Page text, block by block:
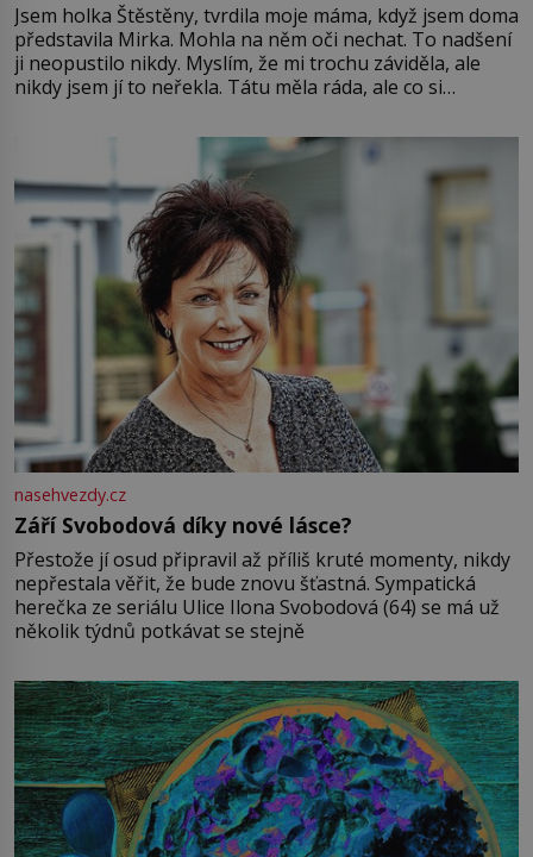
Jsem holka Štěstěny, tvrdila moje máma, když jsem doma
představila Mirka. Mohla na něm oči nechat. To nadšení
ji neopustilo nikdy. Myslím, že mi trochu záviděla, ale
nikdy jsem jí to neřekla. Tátu měla ráda, ale co si
Jsme spolu moc rádi Tehdy byla jiná doba, když
nasehvezdy.cz
Září Svobodová díky nové lásce?
Přestože jí osud připravil až příliš kruté momenty, nikdy
nepřestala věřit, že bude znovu šťastná. Sympatická
herečka ze seriálu Ulice Ilona Svobodová (64) se má už
několik týdnů potkávat se stejně